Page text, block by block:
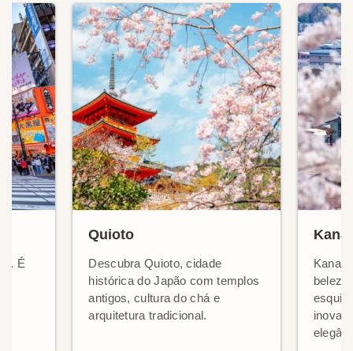
É
Quioto
Descubra Quioto, cidade
histórica do Japão com templos
antigos, cultura do chá e
arquitetura tradicional.
beleza